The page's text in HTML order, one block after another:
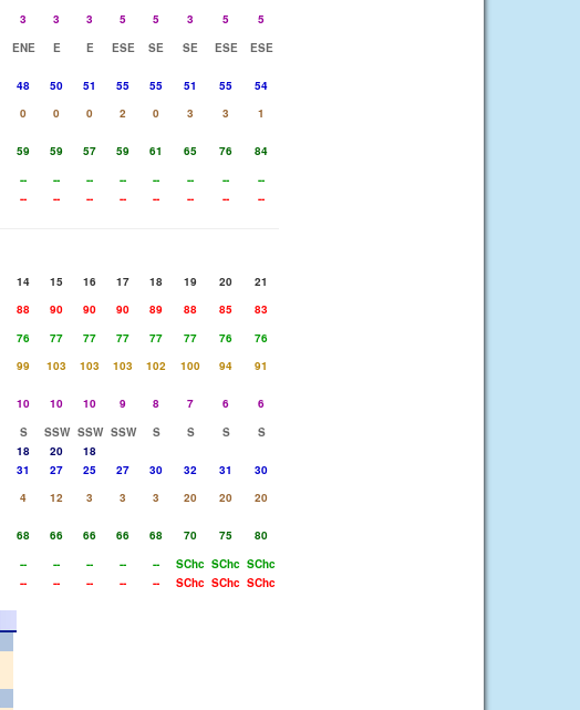
3 3 3 5 5 3 5
5
ENE E E ESE SE SE ESE
ESE
48 50 51 55 55 51 55
54
0 0 0 2 0 3 3
1
59 59 57 59 61 65 76
84
-- -- -- -- -- -- --
--
-- -- -- -- -- -- -- --
14 15 16 17 18 19 20
21
88 90 90 90 89 88 85
83
76 77 77 77 77 77 76
76
99 103 103 103 102 100 94
91
10 10 10 9 8 7 6
6
S SSW SSW SSW S S S
S
18 20
18
31 27 25 27 30 32 31
30
4 12 3 3 3 20 20
20
68 66 66 66 68 70 75
80
-- -- -- -- -- SChc SChc SChc
-- -- -- -- -- SChc SChc SChc